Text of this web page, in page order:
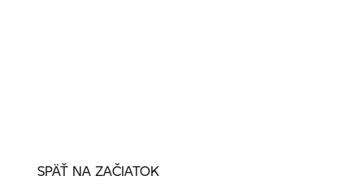
SPÄŤ NA ZAČIATOK